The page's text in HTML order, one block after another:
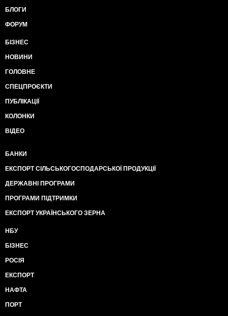
БЛОГИ
ФОРУМ
БІЗНЕС
НОВИНИ
ГОЛОВНЕ
СПЕЦПРОЄКТИ
ПУБЛІКАЦІЇ
КОЛОНКИ
ВІДЕО
БАНКИ
ЕКСПОРТ СІЛЬСЬКОГОСПОДАРСЬКОЇ ПРОДУКЦІЇ
ДЕРЖАВНІ ПРОГРАМИ
ПРОГРАМИ ПІДТРИМКИ
ЕКСПОРТ УКРАЇНСЬКОГО ЗЕРНА
НБУ
БІЗНЕС
РОСІЯ
ЕКСПОРТ
НАФТА
ПОРТ